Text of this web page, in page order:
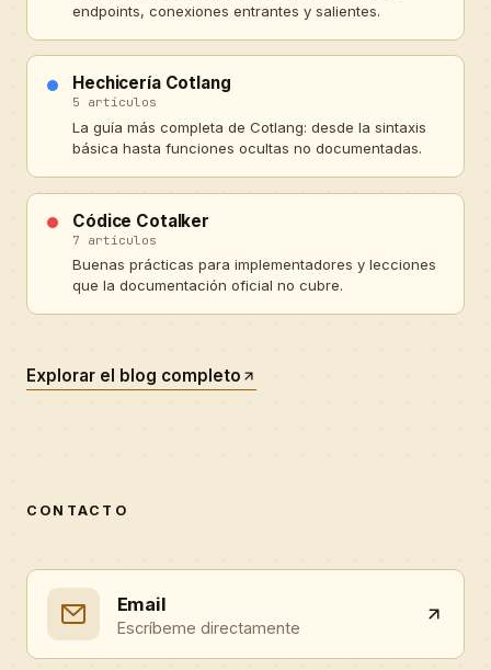
endpoints, conexiones entrantes y salientes.
Hechicería Cotlang
5 artículos
La guía más completa de Cotlang: desde la sintaxis
básica hasta funciones ocultas no documentadas.
Códice Cotalker
7 artículos
Buenas prácticas para implementadores y lecciones
que la documentación oficial no cubre.
Explorar el blog completo
CONTACTO
Email
Escríbeme directamente